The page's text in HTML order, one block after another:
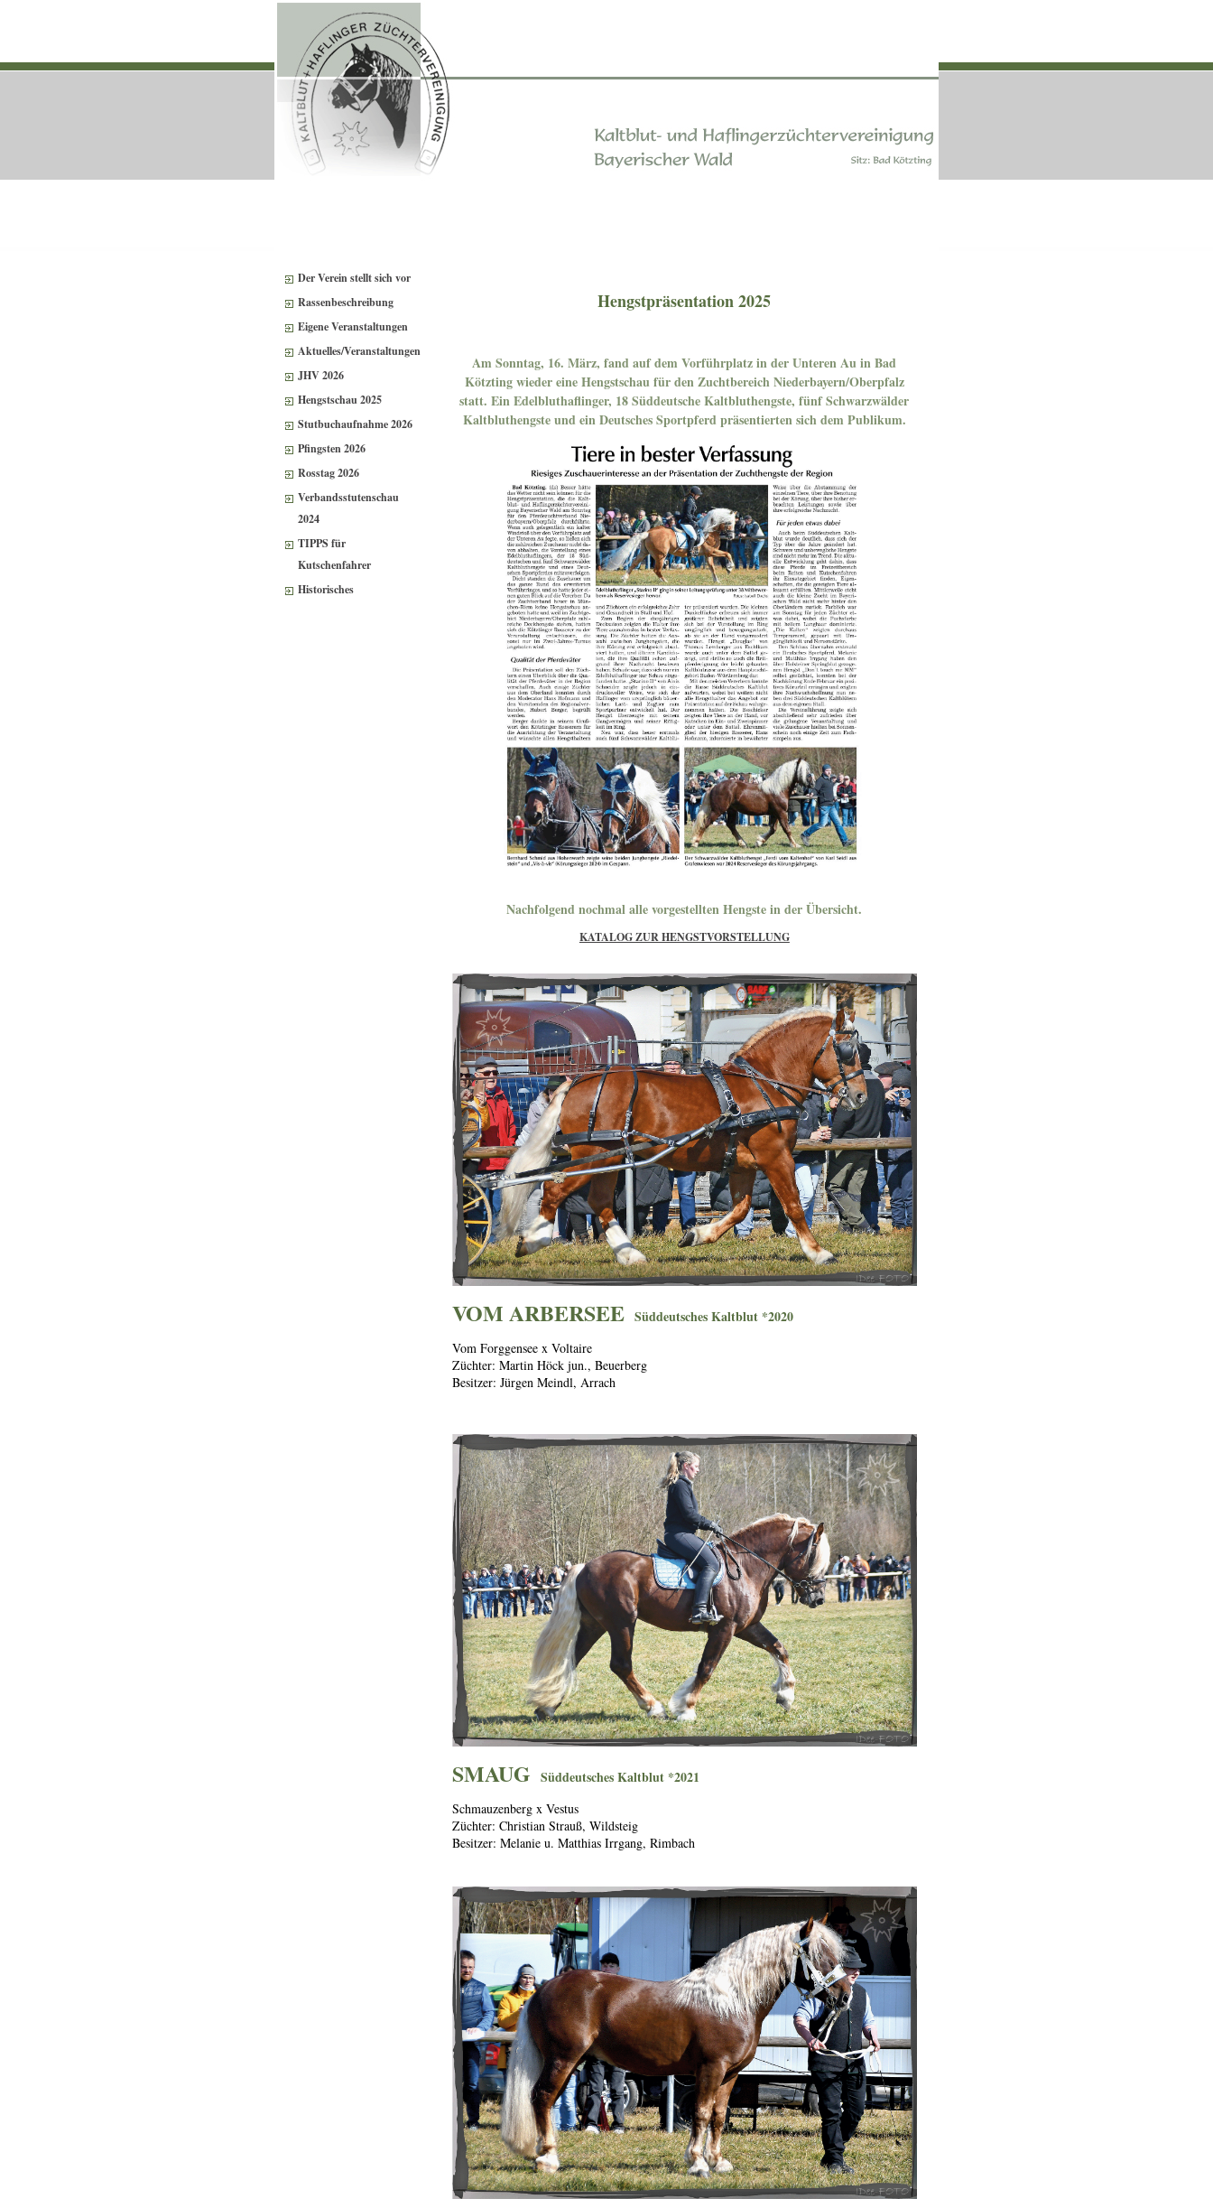
Der Verein stellt sich vor
Rassenbeschreibung
Eigene Veranstaltungen
Aktuelles/Veranstaltungen
JHV 2026
Hengstschau 2025
Stutbuchaufnahme 2026
Pfingsten 2026
Rosstag 2026
Verbandsstutenschau
2024
TIPPS für
Kutschenfahrer
Historisches
Hengstpräsentation 2025
Am Sonntag, 16. März, fand auf dem Vorführplatz in der Unteren Au in Bad
Kötzting wieder eine Hengstschau für den Zuchtbereich Niederbayern/Oberpfalz
statt. Ein Edelbluthaflinger, 18 Süddeutsche Kaltbluthengste, fünf Schwarzwälder
Kaltbluthengste und ein Deutsches Sportpferd präsentierten sich dem Publikum.
Nachfolgend nochmal alle vorgestellten Hengste in der Übersicht.
KATALOG ZUR HENGSTVORSTELLUNG
VOM ARBERSEE Süddeutsches Kaltblut *2020
Vom Forggensee x Voltaire
Züchter: Martin Höck jun., Beuerberg
Besitzer: Jürgen Meindl, Arrach
SMAUG Süddeutsches Kaltblut *2021
Schmauzenberg x Vestus
Züchter: Christian Strauß, Wildsteig
Besitzer: Melanie u. Matthias Irrgang, Rimbach